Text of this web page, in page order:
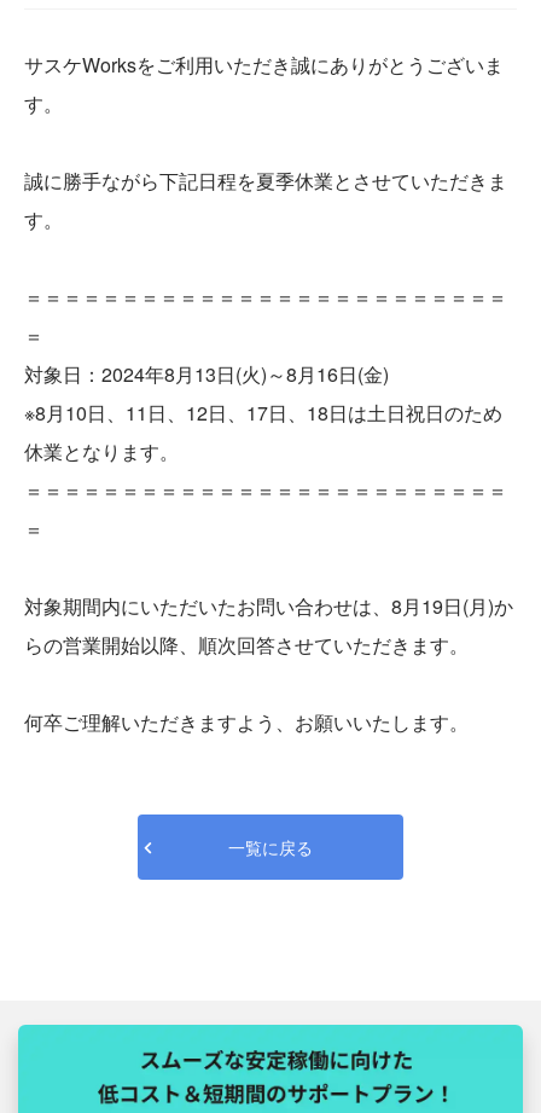
サスケWorksをご利用いただき誠にありがとうございま
す。
誠に勝手ながら下記日程を夏季休業とさせていただきま
す。
＝＝＝＝＝＝＝＝＝＝＝＝＝＝＝＝＝＝＝＝＝＝＝＝＝
＝
対象日：2024年8月13日(火)～8月16日(金)
※8月10日、11日、12日、17日、18日は土日祝日のため
休業となります。
＝＝＝＝＝＝＝＝＝＝＝＝＝＝＝＝＝＝＝＝＝＝＝＝＝
＝
対象期間内にいただいたお問い合わせは、8月19日(月)か
らの営業開始以降、順次回答させていただきます。
何卒ご理解いただきますよう、お願いいたします。
一覧に戻る